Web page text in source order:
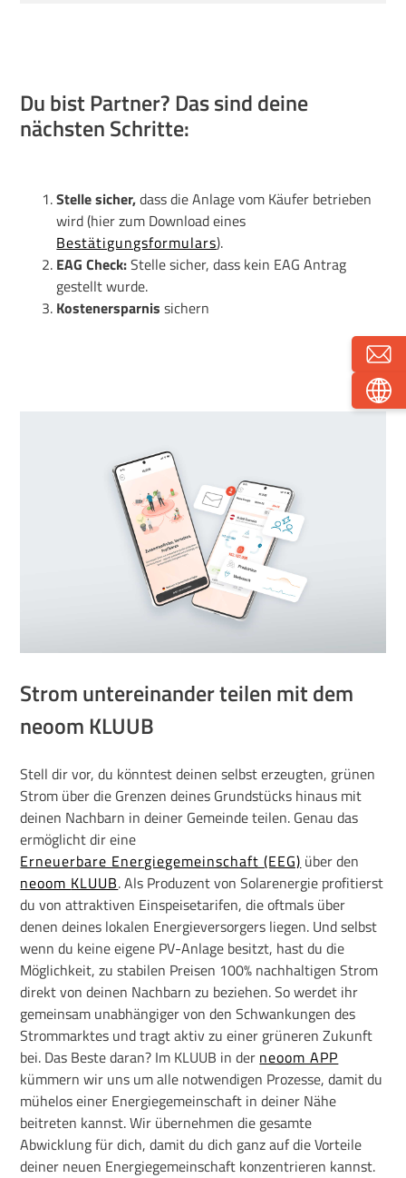
Du bist Partner? Das sind deine
nächsten Schritte:
Stelle sicher,dass die Anlage vom Käufer betrieben
wird (hier zum Download eines
Bestätigungsformulars).
EAG Check:Stelle sicher, dass kein EAG Antrag
gestellt wurde.
Kostenersparnissichern
Strom untereinander teilen mit dem
neoom KLUUB
Stell dir vor, du könntest deinen selbst erzeugten, grünen
Strom über die Grenzen deines Grundstücks hinaus mit
deinen Nachbarn in deiner Gemeinde teilen. Genau das
ermöglicht dir eine
Erneuerbare Energiegemeinschaft (EEG) über den
neoom KLUUB. Als Produzent von Solarenergie profitierst
du von attraktiven Einspeisetarifen, die oftmals über
denen deines lokalen Energieversorgers liegen. Und selbst
wenn du keine eigene PV-Anlage besitzt, hast du die
Möglichkeit, zu stabilen Preisen 100% nachhaltigen Strom
direkt von deinen Nachbarn zu beziehen. So werdet ihr
gemeinsam unabhängiger von den Schwankungen des
Strommarktes und tragt aktiv zu einer grüneren Zukunft
bei. Das Beste daran? Im KLUUB in der neoom APP
kümmern wir uns um alle notwendigen Prozesse, damit du
mühelos einer Energiegemeinschaft in deiner Nähe
beitreten kannst. Wir übernehmen die gesamte
Abwicklung für dich, damit du dich ganz auf die Vorteile
deiner neuen Energiegemeinschaft konzentrieren kannst.